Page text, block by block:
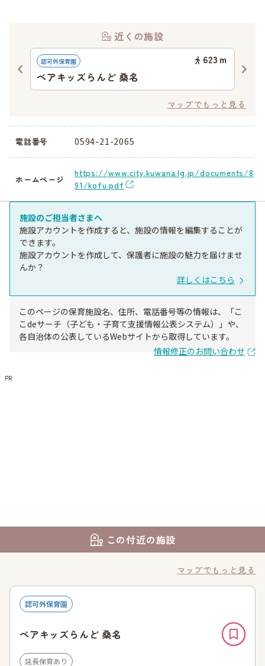
近くの施設
認可外保育園 623 ｍ
ベアキッズらんど 桑名
マップでもっと見る
電話番号 0594-21-2065
ホームページ
https://www.city.kuwana.lg.jp/documents/8
91/kofu.pdf
施設のご担当者さまへ
施設アカウントを作成すると、施設の情報を編集することが
できます。
施設アカウントを作成して、保護者に施設の魅力を届けませ
んか？
詳しくはこちら
このページの保育施設名、住所、電話番号等の情報は、「こ
こdeサーチ（子ども・子育て支援情報公表システム）」や、
各自治体の公表しているWebサイトから取得しています。
情報修正のお問い合わせ
PR
この付近の施設
マップでもっと見る
認可外保育園
ベアキッズらんど 桑名
延長保育あり